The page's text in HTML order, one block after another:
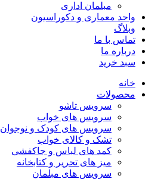
مبلمان اداری
واحد معماری و دکوراسیون
وبلاگ
تماس با ما
درباره ما
سبد خرید
خانه
محصولات
سرویس تاشو
سرویس های خواب
سرویس های کودک و نوجوان
تشک و کالای خواب
کمد های لباس و جاکفشی
میز های تحریر و کتابخانه
سرویس های مبلمان